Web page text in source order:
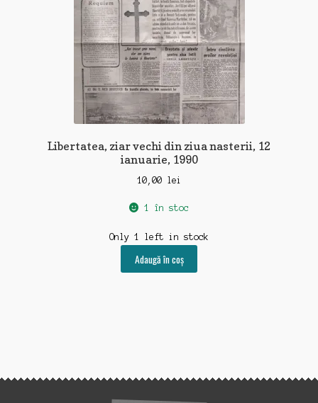
Libertatea, ziar vechi din ziua nasterii, 12
ianuarie, 1990
10,00 lei
1 în stoc
Only 1 left in stock
Adaugă în coș